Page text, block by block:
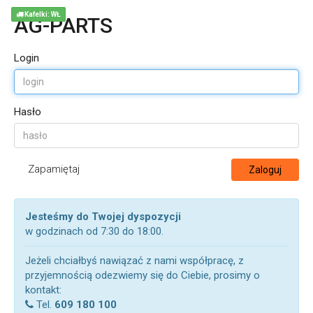
AG-PARTS
Login
Hasło
Zapamiętaj Zaloguj
Jesteśmy do Twojej dyspozycji
w godzinach od 7:30 do 18:00.
Jeżeli chciałbyś nawiązać z nami współpracę, z
przyjemnością odezwiemy się do Ciebie, prosimy o
kontakt:
Tel. 609 180 100
Kafelki: WŁ